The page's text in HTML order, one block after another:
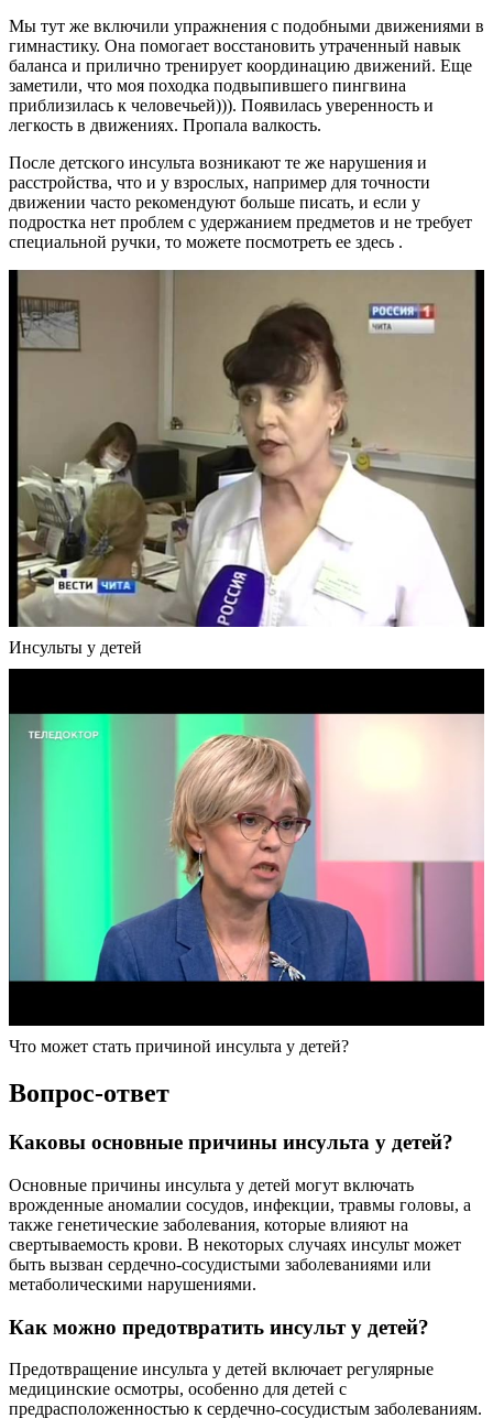
Мы тут же включили упражнения с подобными движениями в
гимнастику. Она помогает восстановить утраченный навык
баланса и прилично тренирует координацию движений. Еще
заметили, что моя походка подвыпившего пингвина
приблизилась к человечьей))). Появилась уверенность и
легкость в движениях. Пропала валкость.
После детского инсульта возникают те же нарушения и
расстройства, что и у взрослых, например для точности
движении часто рекомендуют больше писать, и если у
подростка нет проблем с удержанием предметов и не требует
специальной ручки, то можете посмотреть ее здесь .
Инсульты у детей
Что может стать причиной инсульта у детей?
Вопрос-ответ
Каковы основные причины инсульта у детей?
Основные причины инсульта у детей могут включать
врожденные аномалии сосудов, инфекции, травмы головы, а
также генетические заболевания, которые влияют на
свертываемость крови. В некоторых случаях инсульт может
быть вызван сердечно-сосудистыми заболеваниями или
метаболическими нарушениями.
Как можно предотвратить инсульт у детей?
Предотвращение инсульта у детей включает регулярные
медицинские осмотры, особенно для детей с
предрасположенностью к сердечно-сосудистым заболеваниям.